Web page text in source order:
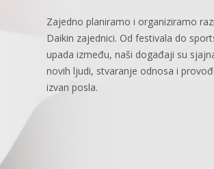
Zajedno planiramo i organiziramo
Daikin zajednici. Od festivala do
upada između, naši događaji su
novih ljudi, stvaranje odnosa i
izvan posla.